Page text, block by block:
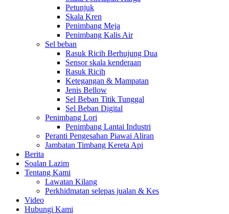
Petunjuk
Skala Kren
Penimbang Meja
Penimbang Kalis Air
Sel beban
Rasuk Ricih Berhujung Dua
Sensor skala kenderaan
Rasuk Ricih
Ketegangan & Mampatan
Jenis Bellow
Sel Beban Titik Tunggal
Sel Beban Digital
Penimbang Lori
Penimbang Lantai Industri
Peranti Pengesahan Piawai Aliran
Jambatan Timbang Kereta Api
Berita
Soalan Lazim
Tentang Kami
Lawatan Kilang
Perkhidmatan selepas jualan & Kes
Video
Hubungi Kami